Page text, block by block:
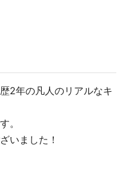
2年の凡人のリアルなキ
。
いました！